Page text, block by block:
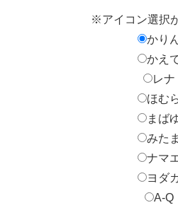
※アイコン選択
かり
かえ
レナ
ほむ
まば
みたま
ナマ
ヨダ
A-Q